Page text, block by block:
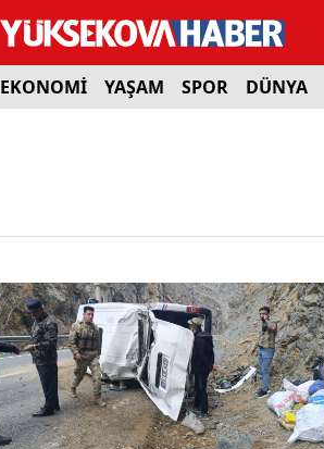
EKONOMİ YAŞAM SPOR DÜNYA